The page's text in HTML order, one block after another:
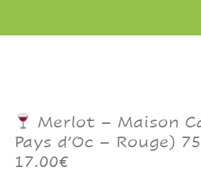
Merlot – Maison
Pays d’Oc – Rouge)
17.00€